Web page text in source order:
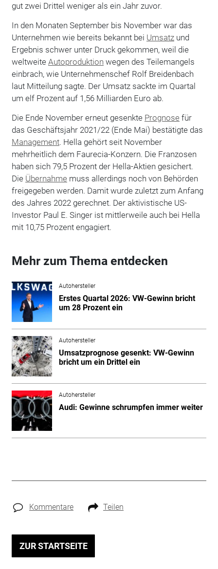
gut zwei Drittel weniger als ein Jahr zuvor.
In den Monaten September bis November war das
Unternehmen wie bereits bekannt bei Umsatzund
Ergebnis schwer unter Druck gekommen, weil die
weltweite Autoproduktion wegen des Teilemangels
einbrach, wie Unternehmenschef Rolf Breidenbach
laut Mitteilung sagte. Der Umsatz sackte im Quartal
um elf Prozent auf 1,56 Milliarden Euro ab.
Die Ende November erneut gesenkte Prognose für
das Geschäftsjahr 2021/22 (Ende Mai) bestätigte das
Management. Hella gehört seit November
mehrheitlich dem Faurecia-Konzern. Die Franzosen
haben sich 79,5 Prozent der Hella-Aktien gesichert.
Die Übernahme muss allerdings noch von Behörden
freigegeben werden. Damit wurde zuletzt zum Anfang
des Jahres 2022 gerechnet. Der aktivistische US-
Investor Paul E. Singer ist mittlerweile auch bei Hella
mit 10,75 Prozent engagiert.
Mehr zum Thema entdecken
Autohersteller
Erstes Quartal 2026: VW-Gewinn bricht
um 28 Prozent ein
Autohersteller
Umsatzprognose gesenkt: VW-Gewinn
bricht um ein Drittel ein
Autohersteller
Audi: Gewinne schrumpfen immer weiter
Kommentare Teilen
ZUR STARTSEITE